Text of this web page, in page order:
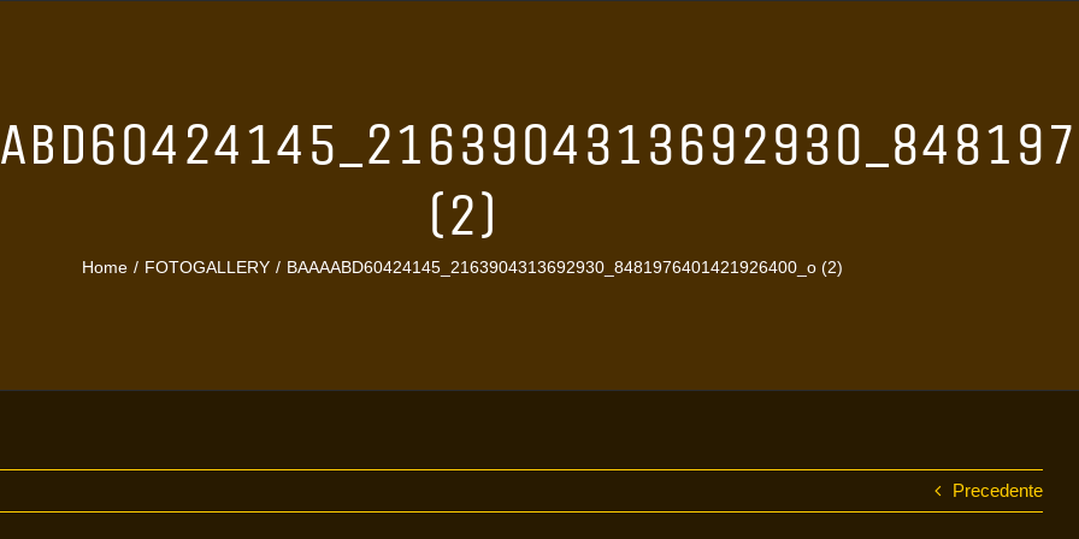
(2)
Home FOTOGALLERY BAAAABD60424145_2163904313692930_8481976401421926400_o (2)
Precedente